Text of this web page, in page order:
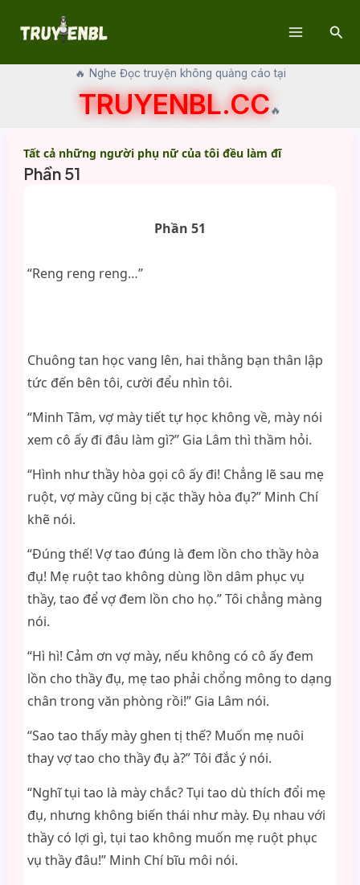
🔥 Nghe Đọc truyện không quảng cáo tại
TRUYENBL.CC🔥
Tất cả những người phụ nữ của tôi đều làm đĩ
Phần 51
Phần 51
“Reng reng reng…”
Chuông tan học vang lên, hai thằng bạn thân lập
tức đến bên tôi, cười đểu nhìn tôi.
“Minh Tâm, vợ mày tiết tự học không về, mày nói
xem cô ấy đi đâu làm gì?” Gia Lâm thì thầm hỏi.
“Hình như thầy hòa gọi cô ấy đi! Chẳng lẽ sau mẹ
ruột, vợ mày cũng bị cặc thầy hòa đụ?” Minh Chí
khẽ nói.
“Đúng thế! Vợ tao đúng là đem lồn cho thầy hòa
đụ! Mẹ ruột tao không dùng lồn dâm phục vụ
thầy, tao để vợ đem lồn cho họ.” Tôi chẳng màng
nói.
“Hì hì! Cảm ơn vợ mày, nếu không có cô ấy đem
lồn cho thầy đụ, mẹ tao phải chổng mông to dạng
chân trong văn phòng rồi!” Gia Lâm nói.
“Sao tao thấy mày ghen tị thế? Muốn mẹ nuôi
thay vợ tao cho thầy đụ à?” Tôi đắc ý nói.
“Nghĩ tụi tao là mày chắc? Tụi tao dù thích đổi mẹ
đụ, nhưng không biến thái như mày. Đụ nhau với
thầy có lợi gì, tụi tao không muốn mẹ ruột phục
vụ thầy đâu!” Minh Chí bĩu môi nói.